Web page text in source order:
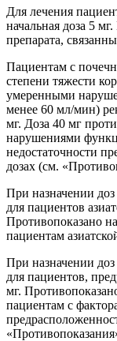
Для лечения
начальная доза 5
препарата,
Пациентам с
степени тяжести
умеренными
менее 60 мл/мин)
мг. Доза 40 мг
нарушениями
недостаточности
дозах (см.
При назначении доз
для пациентов
Противопоказано
пациентам
При назначении доз
для пациентов,
мг.
пациентам с